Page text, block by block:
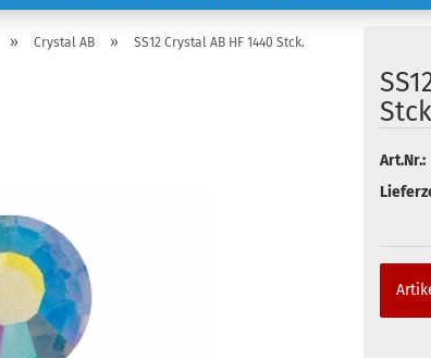
Konto
STICKEREI
» Crystal AB » SS12 Crystal AB HF 1440 Stck.
Art.Nr.: